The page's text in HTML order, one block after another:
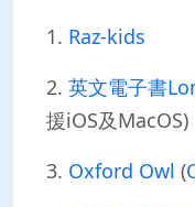
1. Raz-kids
2. 英文電子書
援iOS及MacOS)
3. Oxford Owl (